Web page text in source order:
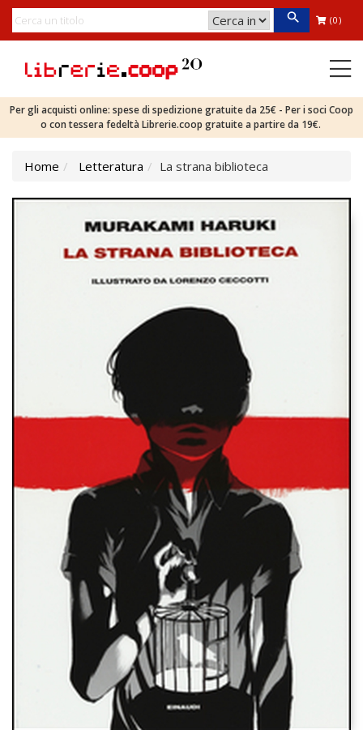
(0)
Per gli acquisti online: spese di spedizione gratuite da 25€ - Per i soci Coop
o con tessera fedeltà Librerie.coop gratuite a partire da 19€.
Home Letteratura La strana biblioteca